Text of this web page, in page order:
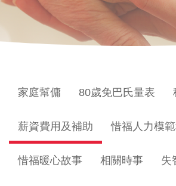
家庭幫傭 80歲免巴氏量表
薪資費用及補助 惜福人力模
惜福暖心故事 相關時事 失